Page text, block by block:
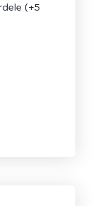
(+5